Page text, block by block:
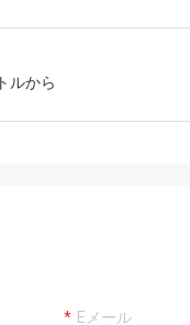
ルから